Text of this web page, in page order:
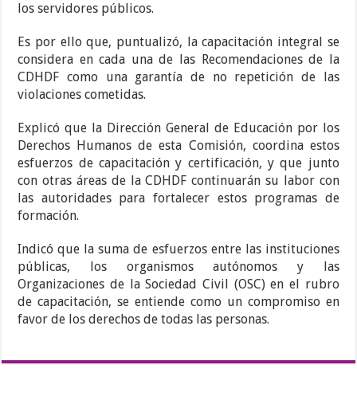
los servidores públicos.
Es por ello que, puntualizó, la capacitación integral se
considera en cada una de las Recomendaciones de la
CDHDF como una garantía de no repetición de las
violaciones cometidas.
Explicó que la Dirección General de Educación por los
Derechos Humanos de esta Comisión, coordina estos
esfuerzos de capacitación y certificación, y que junto
con otras áreas de la CDHDF continuarán su labor con
las autoridades para fortalecer estos programas de
formación.
Indicó que la suma de esfuerzos entre las instituciones
públicas, los organismos autónomos y las
Organizaciones de la Sociedad Civil (OSC) en el rubro
de capacitación, se entiende como un compromiso en
favor de los derechos de todas las personas.